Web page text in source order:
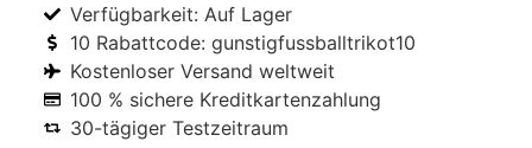
Verfügbarkeit: Auf Lager
10 Rabattcode: gunstigfussballtrikot10
Kostenloser Versand weltweit
100 % sichere Kreditkartenzahlung
30-tägiger Testzeitraum